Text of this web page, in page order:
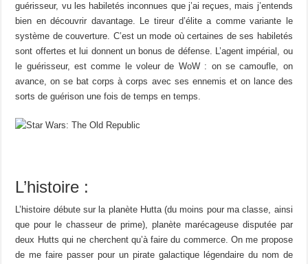
guérisseur, vu les habiletés inconnues que j’ai reçues, mais j’entends
bien en découvrir davantage. Le tireur d’élite a comme variante le
système de couverture. C’est un mode où certaines de ses habiletés
sont offertes et lui donnent un bonus de défense. L’agent impérial, ou
le guérisseur, est comme le voleur de WoW : on se camoufle, on
avance, on se bat corps à corps avec ses ennemis et on lance des
sorts de guérison une fois de temps en temps.
L’histoire :
L’histoire débute sur la planète Hutta (du moins pour ma classe, ainsi
que pour le chasseur de prime), planète marécageuse disputée par
deux Hutts qui ne cherchent qu’à faire du commerce. On me propose
de me faire passer pour un pirate galactique légendaire du nom de